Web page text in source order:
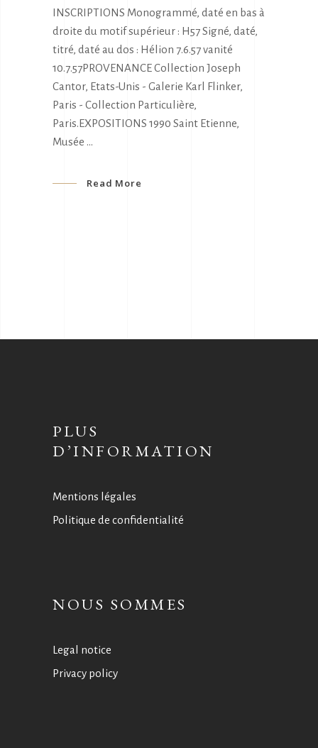
INSCRIPTIONS Monogrammé, daté en bas à
droite du motif supérieur : H57 Signé, daté,
titré, daté au dos : Hélion 7.6.57 vanité
10.7.57PROVENANCE Collection Joseph
Cantor, Etats-Unis - Galerie Karl Flinker,
Paris - Collection Particulière,
Paris.EXPOSITIONS 1990 Saint Etienne,
Musée
Read More
PLUS
D’INFORMATION
Mentions légales
Politique de confidentialité
NOUS SOMMES
Legal notice
Privacy policy